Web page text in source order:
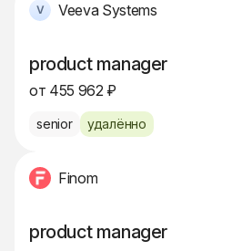
Veeva Systems
product manager
от 455 962 ₽
senior удалённо
Finom
product manager